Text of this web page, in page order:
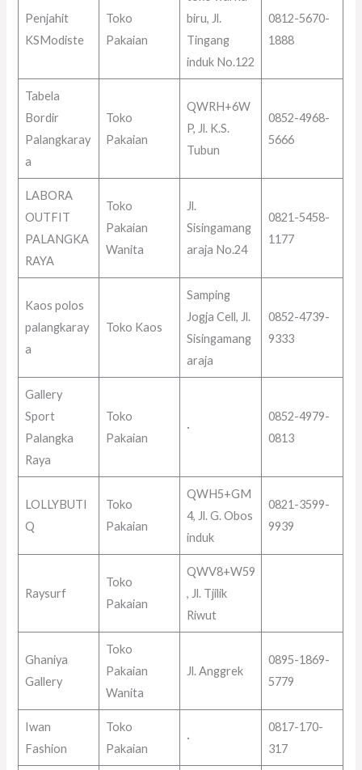
Penjahit
KSModiste
Toko
Pakaian
biru, Jl.
Tingang
induk No.122
0812-5670-
1888
Tabela
Bordir
Palangkaray
a
Toko
Pakaian
QWRH+6W
P, Jl. K.S.
Tubun
0852-4968-
5666
LABORA
OUTFIT
PALANGKA
RAYA
Toko
Pakaian
Wanita
Jl.
Sisingamang
araja No.24
0821-5458-
1177
Kaos polos
palangkaray
a
Toko Kaos
Samping
Jogja Cell, Jl.
Sisingamang
araja
0852-4739-
9333
Gallery
Sport
Palangka
Raya
Toko
Pakaian
·
0852-4979-
0813
LOLLYBUTI
Q
Toko
Pakaian
QWH5+GM
4, Jl. G. Obos
induk
0821-3599-
9939
Raysurf
Toko
Pakaian
QWV8+W59
, Jl. Tjilik
Riwut
Ghaniya
Gallery
Toko
Pakaian
Wanita
Jl. Anggrek
0895-1869-
5779
Iwan
Fashion
Toko
Pakaian
·
0817-170-
317